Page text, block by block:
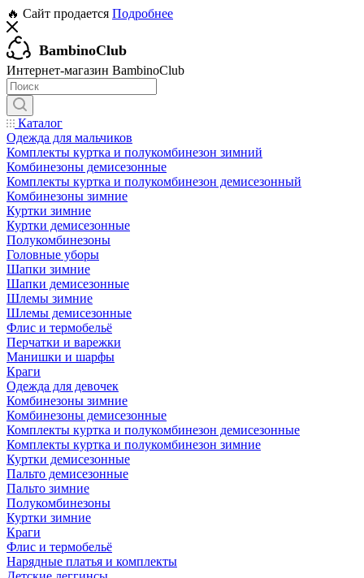
🔥 Сайт продается Подробнее
BambinoClub
Интернет-магазин BambinoClub
Каталог
Одежда для мальчиков
Комплекты куртка и полукомбинезон зимний
Комбинезоны демисезонные
Комплекты куртка и полукомбинезон демисезонный
Комбинезоны зимние
Куртки зимние
Куртки демисезонные
Полукомбинезоны
Головные уборы
Шапки зимние
Шапки демисезонные
Шлемы зимние
Шлемы демисезонные
Флис и термобельё
Перчатки и варежки
Манишки и шарфы
Краги
Одежда для девочек
Комбинезоны зимние
Комбинезоны демисезонные
Комплекты куртка и полукомбинезон демисезонные
Комплекты куртка и полукомбинезон зимние
Куртки демисезонные
Пальто демисезонные
Пальто зимние
Полукомбинезоны
Куртки зимние
Краги
Флис и термобельё
Нарядные платья и комплекты